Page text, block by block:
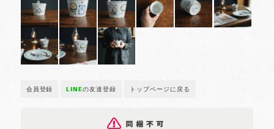
会員登録 LINEの友達登録 トップページに戻る